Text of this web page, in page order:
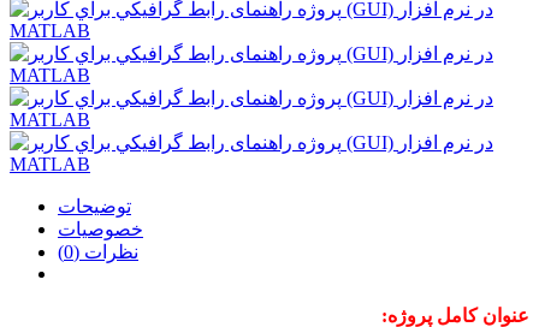
توضیحات
خصوصیات
نظرات (0)
عنوان کامل پروژه: